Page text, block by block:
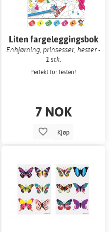
Liten fargeleggingsbok
Enhjørning, prinsesser, hester -
1 stk.
Perfekt for festen!
7 NOK
Kjøp